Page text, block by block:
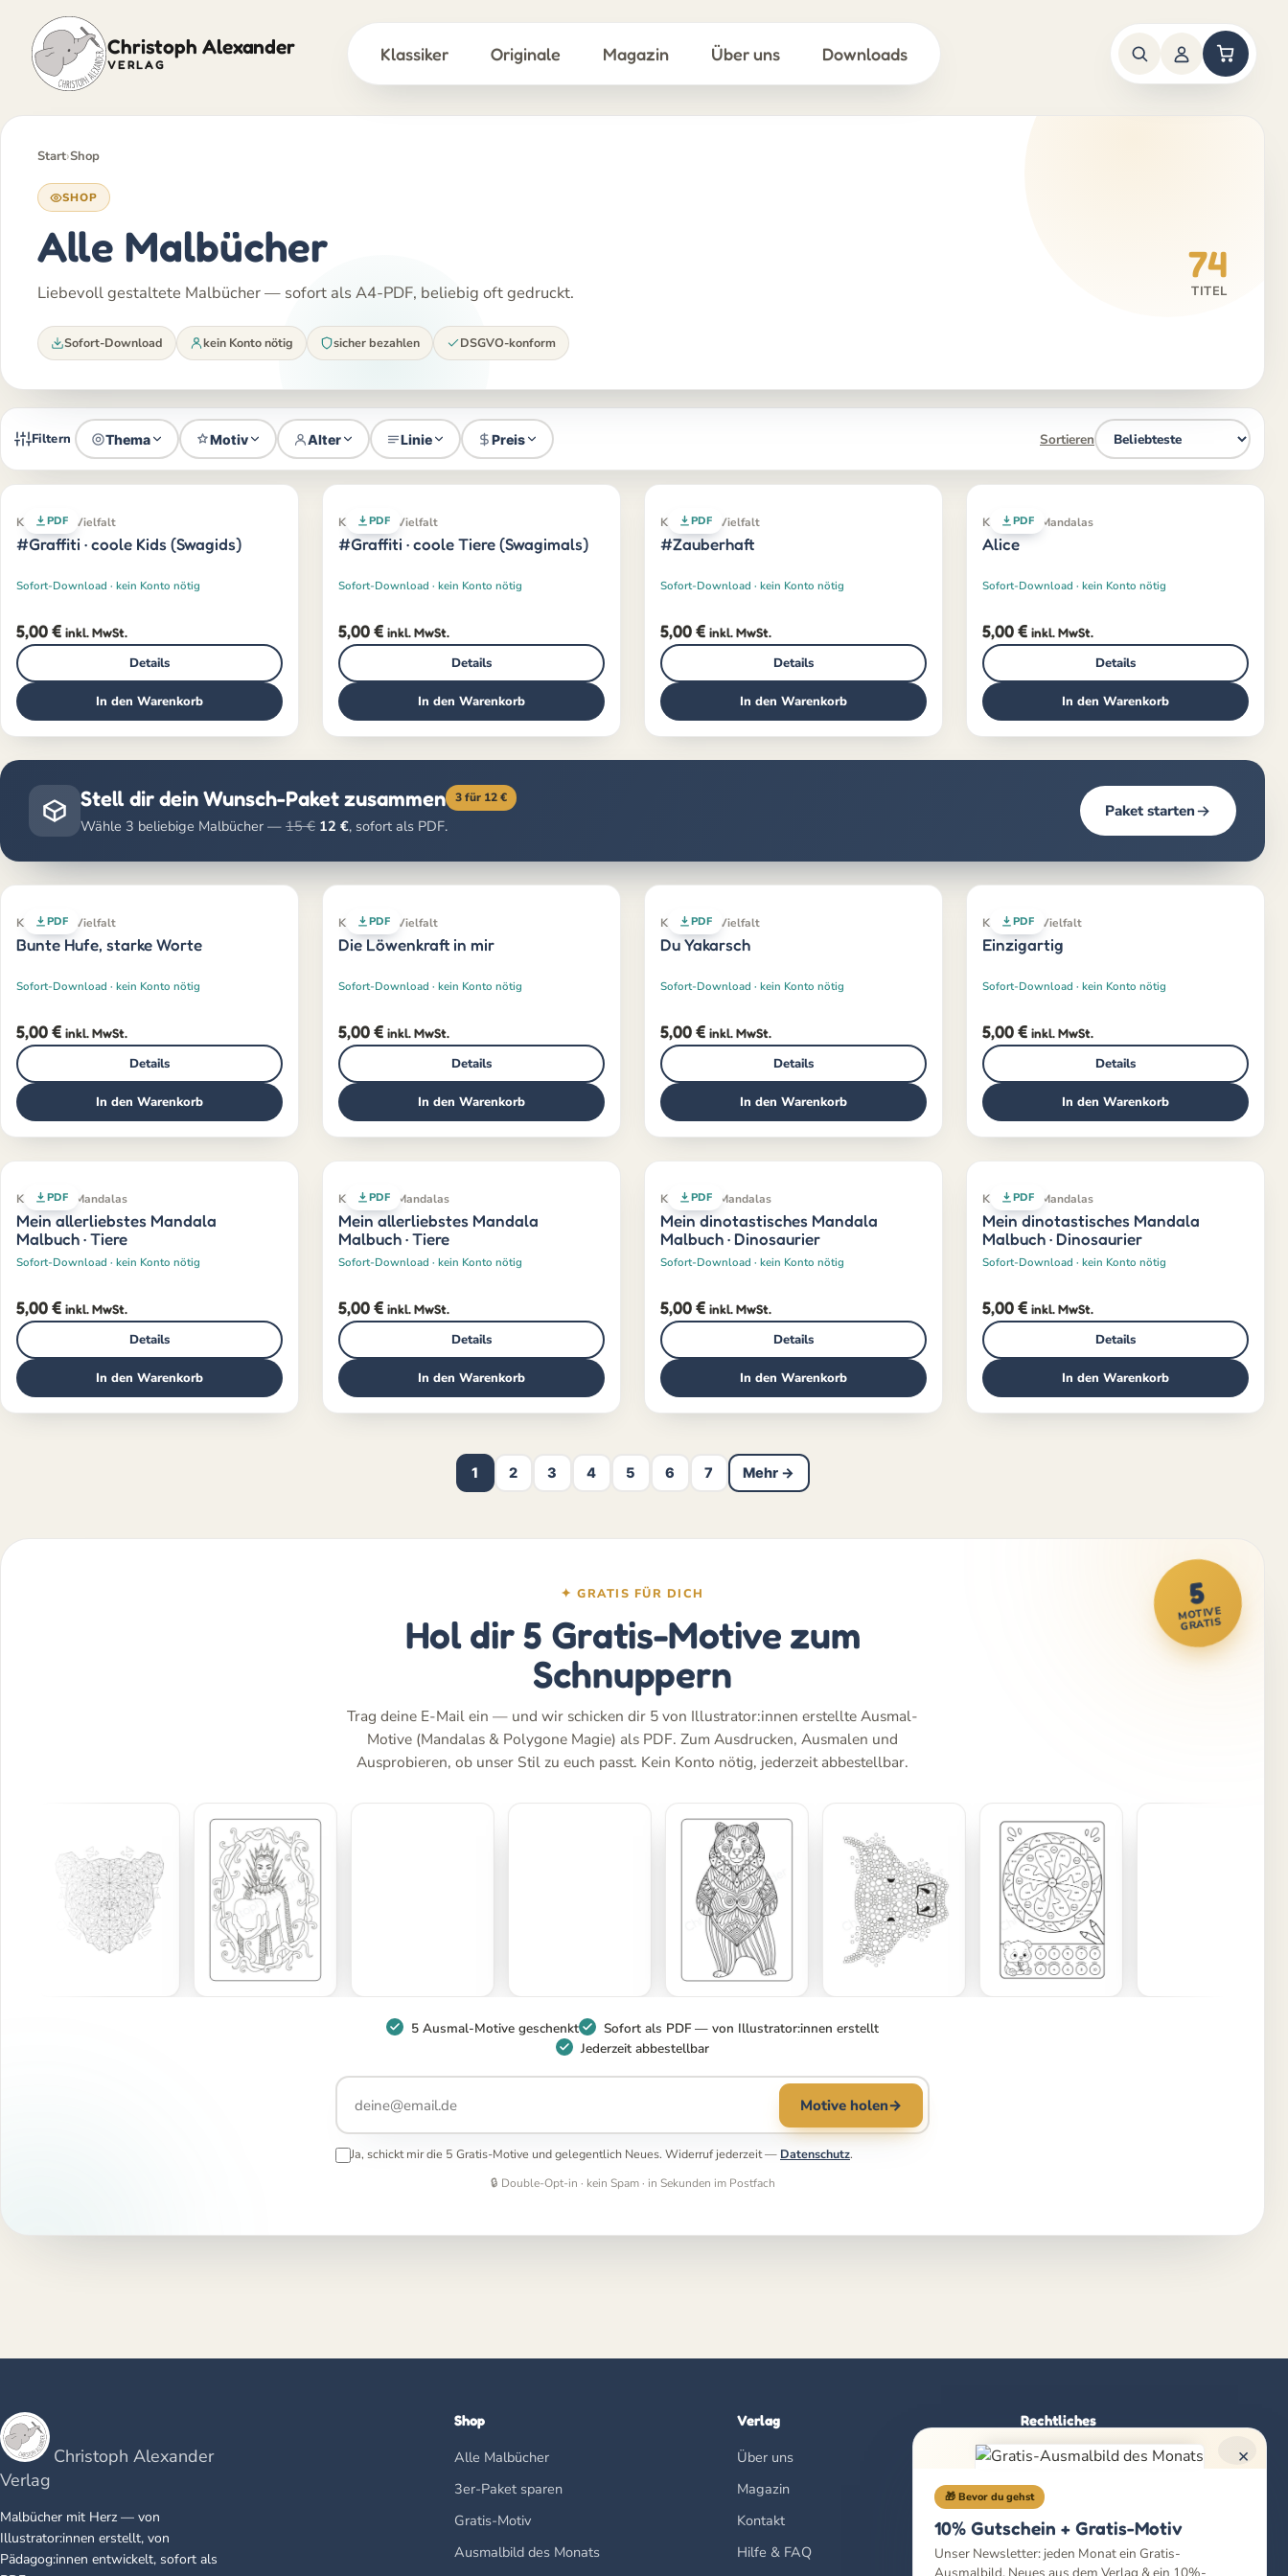
Christoph Alexander
VERLAG
Klassiker Originale Magazin Über uns Downloads
springen
Start›Shop
SHOP
Alle Malbücher
Liebevoll gestaltete Malbücher — sofort als A4-PDF, beliebig oft gedruckt.
74
TITEL
Sofort-Download kein Konto nötig sicher bezahlen DSGVO-konform
Filtern Thema Motiv Alter Linie Preis Sortieren
PDF
Klassiker · Vielfalt
#Graffiti · coole Kids (Swagids)
Sofort-Download · kein Konto nötig
5,00€ inkl. MwSt.
Details
In den Warenkorb
PDF
Klassiker · Vielfalt
#Graffiti · coole Tiere (Swagimals)
Sofort-Download · kein Konto nötig
5,00€ inkl. MwSt.
Details
In den Warenkorb
PDF
Klassiker · Vielfalt
#Zauberhaft
Sofort-Download · kein Konto nötig
5,00€ inkl. MwSt.
Details
In den Warenkorb
PDF
Klassiker · Mandalas
Alice
Sofort-Download · kein Konto nötig
5,00€ inkl. MwSt.
Details
In den Warenkorb
Stell dir dein Wunsch-Paket zusammen 3 für 12 €
Wähle 3 beliebige Malbücher — 15 € 12 €, sofort als PDF.
Paket starten
PDF
Klassiker · Vielfalt
Bunte Hufe, starke Worte
Sofort-Download · kein Konto nötig
5,00€ inkl. MwSt.
Details
In den Warenkorb
PDF
Klassiker · Vielfalt
Die Löwenkraft in mir
Sofort-Download · kein Konto nötig
5,00€ inkl. MwSt.
Details
In den Warenkorb
PDF
Klassiker · Vielfalt
Du Yakarsch
Sofort-Download · kein Konto nötig
5,00€ inkl. MwSt.
Details
In den Warenkorb
PDF
Klassiker · Vielfalt
Einzigartig
Sofort-Download · kein Konto nötig
5,00€ inkl. MwSt.
Details
In den Warenkorb
PDF
Klassiker · Mandalas
Mein allerliebstes Mandala
Malbuch · Tiere
Sofort-Download · kein Konto nötig
5,00€ inkl. MwSt.
Details
In den Warenkorb
PDF
Klassiker · Mandalas
Mein allerliebstes Mandala
Malbuch · Tiere
Sofort-Download · kein Konto nötig
5,00€ inkl. MwSt.
Details
In den Warenkorb
PDF
Klassiker · Mandalas
Mein dinotastisches Mandala
Malbuch · Dinosaurier
Sofort-Download · kein Konto nötig
5,00€ inkl. MwSt.
Details
In den Warenkorb
PDF
Klassiker · Mandalas
Mein dinotastisches Mandala
Malbuch · Dinosaurier
Sofort-Download · kein Konto nötig
5,00€ inkl. MwSt.
Details
In den Warenkorb
1 2 3 4 5 6 7 Mehr →
5
MOTIVE
GRATIS
✦ GRATIS FÜR DICH
Hol dir 5 Gratis-Motive zum
Schnuppern
Trag deine E-Mail ein — und wir schicken dir 5 von Illustrator:innen erstellte Ausmal-
Motive (Mandalas & Polygone Magie) als PDF. Zum Ausdrucken, Ausmalen und
Ausprobieren, ob unser Stil zu euch passt. Kein Konto nötig, jederzeit abbestellbar.
5 Ausmal-Motive geschenkt
Sofort als PDF — von Illustrator:innen erstellt
Jederzeit abbestellbar
Motive holen→
Ja, schickt mir die 5 Gratis-Motive und gelegentlich Neues. Widerruf jederzeit — Datenschutz.
🔒 Double-Opt-in · kein Spam · in Sekunden im Postfach
Christoph Alexander
Verlag
Malbücher mit Herz — von
Illustrator:innen erstellt, von
Pädagog:innen entwickelt, sofort als
Shop
Alle Malbücher
3er-Paket sparen
Gratis-Motiv
Ausmalbild des Monats
Verlag
Über uns
Magazin
Kontakt
Hilfe & FAQ
Rechtliches
Impressum
Datenschutz
AGB
Widerrufsbelehrung
×
🎁 Bevor du gehst
10% Gutschein + Gratis-Motiv
Unser Newsletter: jeden Monat ein Gratis-